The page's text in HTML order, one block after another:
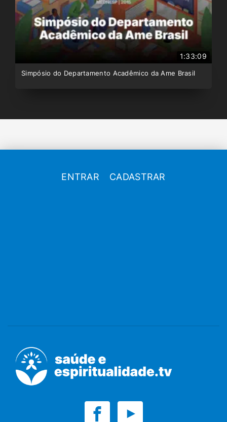
1:33:09
Simpósio do Departamento Acadêmico da Ame Brasil
ENTRAR CADASTRAR